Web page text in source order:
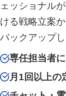
ェッショナル
ける戦略立案
バックアップし
専任担当者
月1回以上の